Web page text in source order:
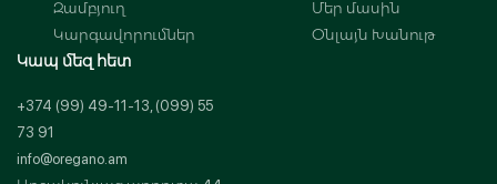
Զամբյուղ
Կարգավորումներ
Մեր մասին
Օնլայն Խանութ
Կապ մեզ հետ
+374 (99) 49-11-13, (099) 55
73 91
info@oregano.am